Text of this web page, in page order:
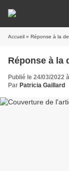
Accueil » Réponse à la
Réponse à la
Publié le 24/03/2022
Par Patricia Gaillard